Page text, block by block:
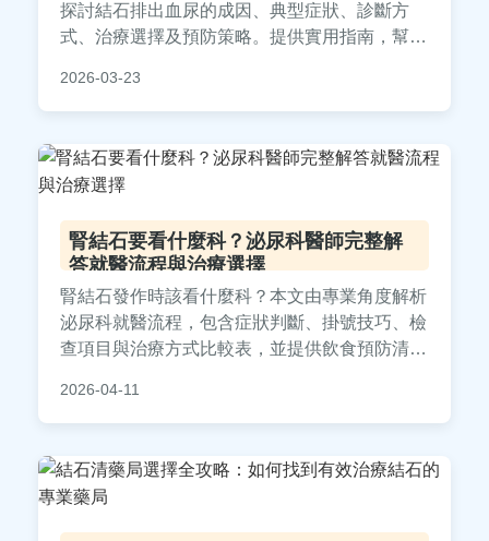
探討結石排出血尿的成因、典型症狀、診斷方
式、治療選擇及預防策略。提供實用指南，幫助
解答常見疑問，讓你面對血尿不再恐慌。
2026-03-23
腎結石要看什麼科？泌尿科醫師完整解
答就醫流程與治療選擇
腎結石發作時該看什麼科？本文由專業角度解析
泌尿科就醫流程，包含症狀判斷、掛號技巧、檢
查項目與治療方式比較表，並提供飲食預防清單
石困擾。
2026-04-11